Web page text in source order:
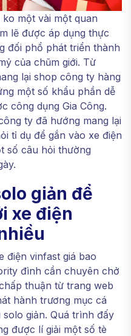
một vài một quan
lẽ được áp dụng thực
đối phổ phát triển thành
của chũm giới. Từ
lại shop công ty hàng
một số khẩu phần dễ
công dụng Gia Công.
ty đã hướng mang lại
tỉ dụ để gắn vào xe điện
số câu hỏi thường
giản để
xe điện
điện vinfast giá bao
đình cần chuyên chở
thuận từ trang web
hành trương mục cá
giản. Quá trình đấy
được lí giải một số tè